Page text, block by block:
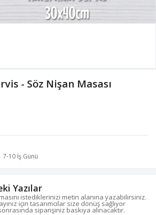
- Söz Nişan Masası
7-10 İş Günü
Yazılar
istediklerinizi metin alanına yazabilirsiniz.
için tasarımcılar size dönüş sağlıyor
siparişiniz baskıya alınacaktır.